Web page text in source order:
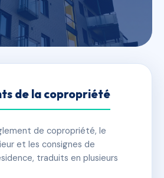
DU CHATEAU
🏠 16 lots 🏗 3 bâtiment(s)
Digital
de la copropriété
de copropriété, le
et les consignes de
traduits en plusieurs